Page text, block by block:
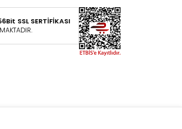
SSL SERTİFİKASI